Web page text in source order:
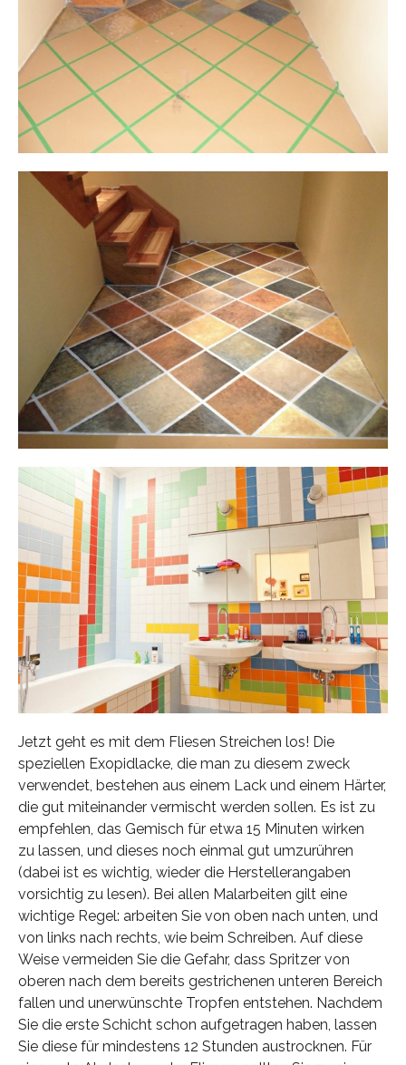
Jetzt geht es mit dem Fliesen Streichen los! Die
speziellen Exopidlacke, die man zu diesem zweck
verwendet, bestehen aus einem Lack und einem Härter,
die gut miteinander vermischt werden sollen. Es ist zu
empfehlen, das Gemisch für etwa 15 Minuten wirken
zu lassen, und dieses noch einmal gut umzurühren
(dabei ist es wichtig, wieder die Herstellerangaben
vorsichtig zu lesen). Bei allen Malarbeiten gilt eine
wichtige Regel: arbeiten Sie von oben nach unten, und
von links nach rechts, wie beim Schreiben. Auf diese
Weise vermeiden Sie die Gefahr, dass Spritzer von
oberen nach dem bereits gestrichenen unteren Bereich
fallen und unerwünschte Tropfen entstehen. Nachdem
Sie die erste Schicht schon aufgetragen haben, lassen
Sie diese für mindestens 12 Stunden austrocknen. Für